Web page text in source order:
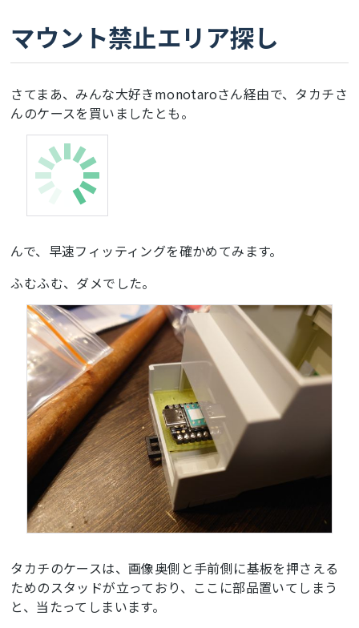
マウント禁止エリア探し
さてまあ、みんな大好きmonotaroさん経由で、タカチさ
んのケースを買いましたとも。
んで、早速フィッティングを確かめてみます。
ふむふむ、ダメでした。
タカチのケースは、画像奥側と手前側に基板を押さえる
ためのスタッドが立っており、ここに部品置いてしまう
と、当たってしまいます。